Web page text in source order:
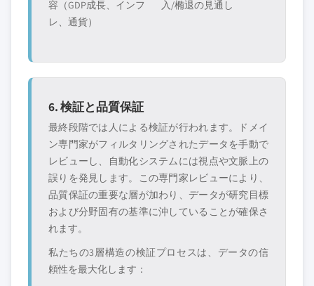
容（GDP成長、インフ
レ、通貨）
入/椭退の見通し
6. 検証と品質保証
最終段階では人による検証が行われます。ドメイ
ン専門家がフィルタリングされたデータを手動で
レビューし、自動化システムには視点や文脈上の
誤りを発見します。この専門家レビューにより、
品質保証の重要な層が加わり、データが研究目標
および分野固有の基準に沖していることが確保さ
れます。
私たちの3層構造の検証プロセスは、データの信
頼性を最大化します：